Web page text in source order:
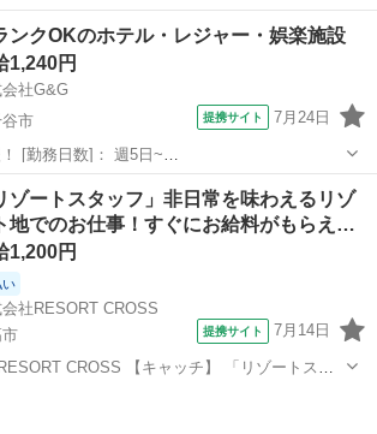
バイト！日払いでスグにお給料GET！履歴書来
ホテル
ンクOKのホテル・レジャー・娯楽施設
1,240円
社G&G
市
提携サイト 7月24日
~
10:30~14:30 [勤務地・最寄
坪野 株式会社G&G 長岡営業所 ...
ホテル
ゾートスタッフ」非日常を味わえるリゾ
地でのお仕事！すぐにお給料がもらえ…
1,200円
い
社RESORT CROSS
提携サイト 7月14日
【キャッチ】 「リゾートスタ